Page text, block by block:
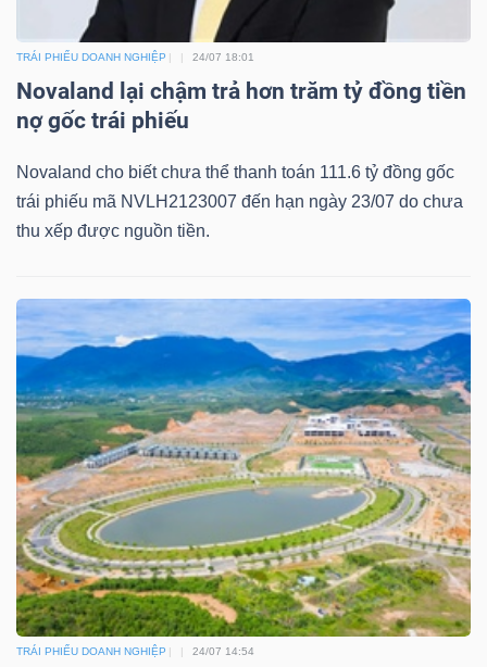
TRÁI PHIẾU DOANH NGHIỆP 24/07 18:01
Novaland lại chậm trả hơn trăm tỷ đồng tiền
nợ gốc trái phiếu
Novaland cho biết chưa thể thanh toán 111.6 tỷ đồng gốc
trái phiếu mã NVLH2123007 đến hạn ngày 23/07 do chưa
thu xếp được nguồn tiền.
TRÁI PHIẾU DOANH NGHIỆP 24/07 14:54
TIỆN
ÍCH
ĐỘNG
SẢN
Mã
chứng
khoán
(-)
Tất cả Chứng chỉ quỹ Chứng
Lãnh
đạo
(-)